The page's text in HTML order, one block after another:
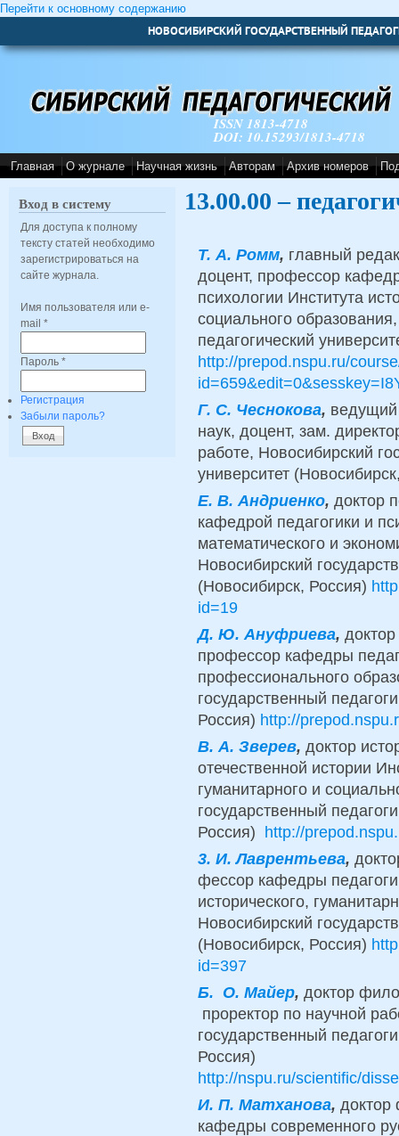
Перейти к основному содержанию
НОВОСИБИРСКИЙ ГОСУДАРСТВЕННЫЙ
ISSN 1813-4718
DOI: 10.15293/1813-4718
Главная О журнале Научная жизнь Авторам Архив номеров
Вход в систему
Для доступа к полному
тексту статей необходимо
зарегистрироваться на
сайте журнала.
Имя пользователя или e-
mail *
Пароль *
Регистрация
Забыли пароль?
13.00.00 –
Т. А. Ромм, главный
доцент, профессор
психологии Института
социального
педагогический
http://prepod.nspu.ru/
Г. С. Чеснокова, ведущий
наук, доцент, зам.
работе, Новосибирский
университет
Е. В. Андриенко, доктор
кафедрой педагогики и
математического и
Новосибирский
(Новосибирск, Россия)
id=19
Д. Ю. Ануфриева,
профессор кафедры
профессионального
государственный
Россия) http://
В. А. Зверев, доктор
отечественной истории
гуманитарного и
государственный
Россия) http://
3. И. Лаврентьева,
фессор кафедры
исторического,
Новосибирский
(Новосибирск, Россия)
id=397
Б. О. Майер, доктор
проректор по научной
государственный
Россия)
http://nspu.ru/scientific/
И. П. Матханова, доктор
кафедры современного